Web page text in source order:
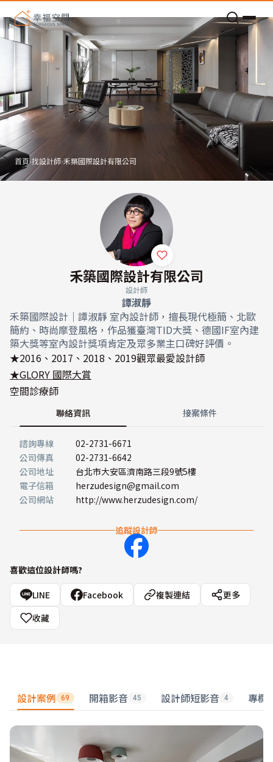
首頁›找設計師›禾築國際設計有限公司
禾築國際設計有限公司
設計師
譚淑靜
禾築國際設計｜譚淑靜 室內設計師，擅長現代極簡、北歐
簡約、時尚摩登風格，作品獲臺灣TID大獎、德國IF室內建
築大獎等室內設計獎項肯定及眾多業主口碑好評價。
★2016、2017、2018、2019觀眾最愛設計師
★GLORY 國際大賞
空間診療師
聯絡資訊 接案條件
諮詢專線
02-2731-6671
公司傳真
02-2731-6642
公司地址
台北市大安區濟南路三段9號5樓
電子信箱
herzudesign@gmail.com
公司網站
http://www.herzudesign.com/
追蹤設計師
喜歡這位設計師嗎?
LINE Facebook 複製連結
更多
收藏
設計案例 69 開箱影音 45 設計師短影音 4 專欄